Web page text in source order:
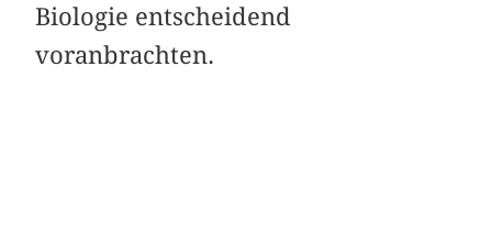
Biologie entscheidend
voranbrachten.